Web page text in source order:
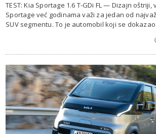
TEST: Kia Sportage 1.6 T-GDi FL — Dizajn
Sportage već godinama važi za jedan od
SUV segmentu. To je automobil koji se dokazao